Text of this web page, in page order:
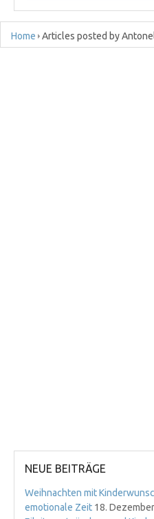
Home Articles posted by
NEUE BEITRÄGE
Weihnachten mit
emotionale Zeit 18.